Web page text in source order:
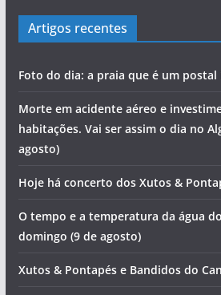
Artigos recentes
Foto do dia: a praia que é um
Morte em acidente aéreo e
habitações. Vai ser assim o dia no
agosto)
Hoje há concerto dos Xutos &
O tempo e a temperatura da água
domingo (9 de agosto)
Xutos & Pontapés e Bandidos do